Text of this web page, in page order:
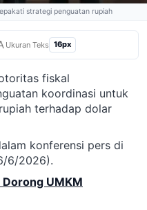
strategi penguatan rupiah
Ukuran Teks 16px
fiskal
koordinasi untuk
terhadap dolar
konferensi pers di
6/2026).
UMKM